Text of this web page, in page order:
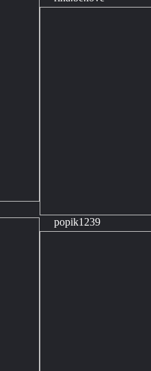
popik1239